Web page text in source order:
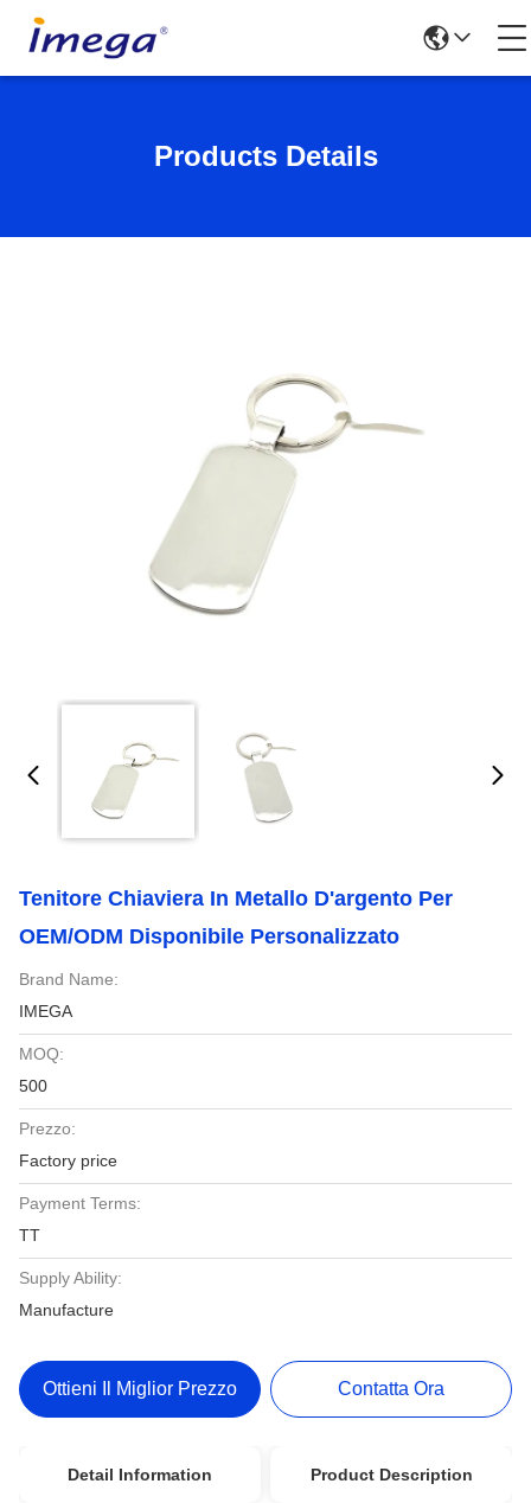
Products Details
Tenitore Chiaviera In Metallo D'argento Per
OEM/ODM Disponibile Personalizzato
Brand Name:
IMEGA
MOQ:
500
Prezzo:
Factory price
Payment Terms:
TT
Supply Ability:
Manufacture
Ottieni Il Miglior Prezzo Contatta Ora
Detail Information Product Description